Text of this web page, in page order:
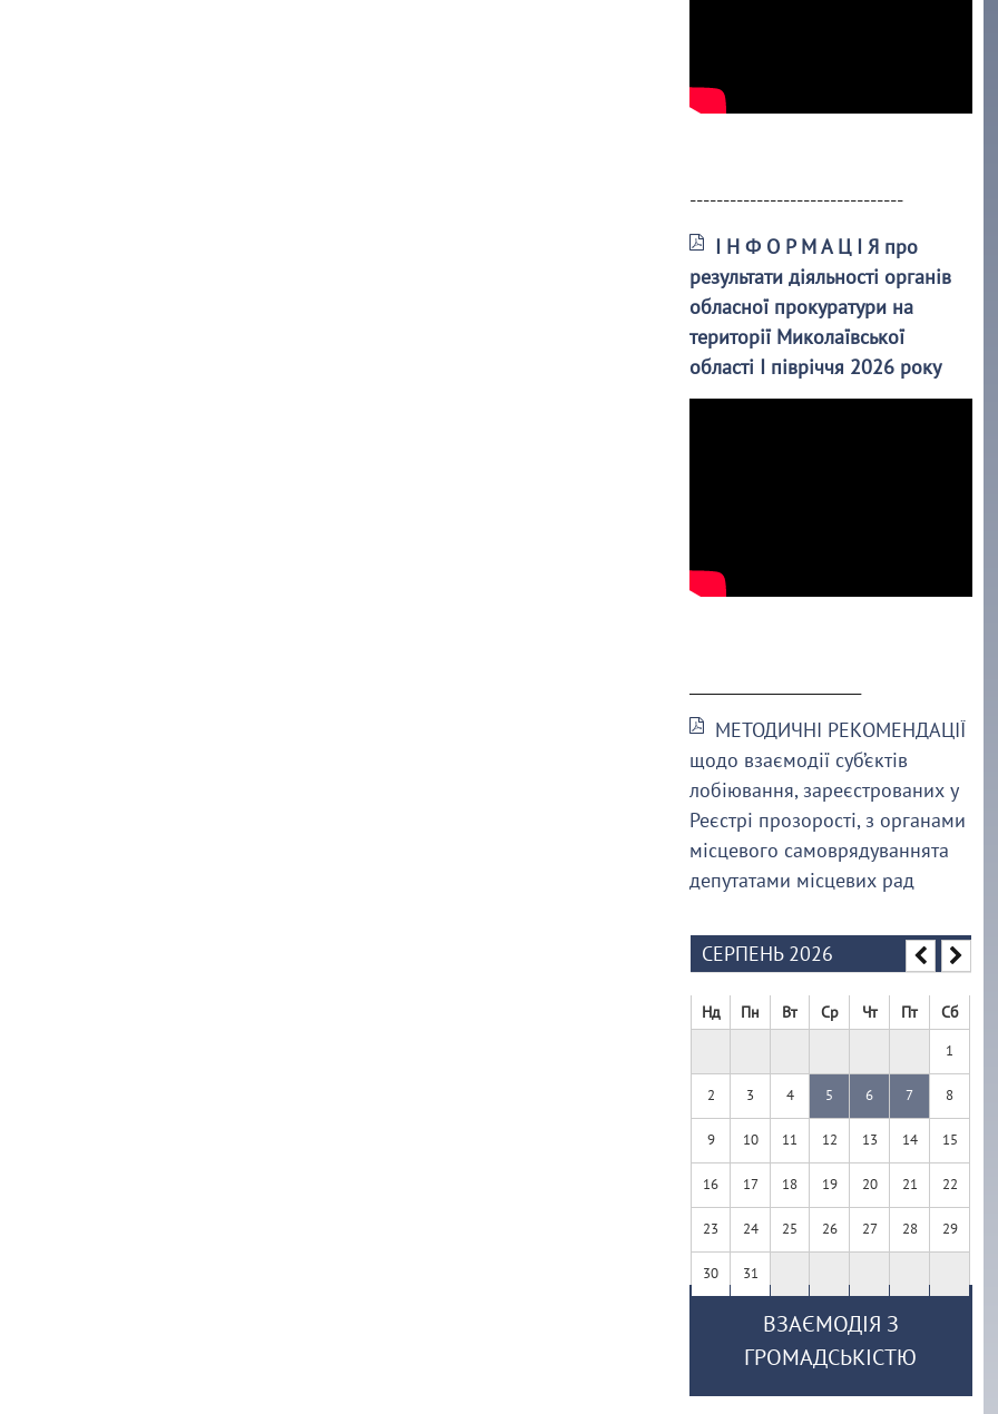
--------------------------------
І Н Ф О Р М А Ц І Я про
результати діяльності органів
обласної прокуратури на
території Миколаївської
області І півріччя 2026 року
МЕТОДИЧНІ РЕКОМЕНДАЦІЇ
щодо взаємодії суб’єктів
лобіювання, зареєстрованих у
Реєстрі прозорості, з органами
місцевого самоврядуваннята
депутатами місцевих рад
СЕРПЕНЬ 2026
Нд Пн Вт Ср Чт Пт Сб
1
2 3 4 5 6 7 8
9 10 11 12 13 14 15
16 17 18 19 20 21 22
23 24 25 26 27 28 29
30 31
ВЗАЄМОДІЯ З
ГРОМАДСЬКІСТЮ